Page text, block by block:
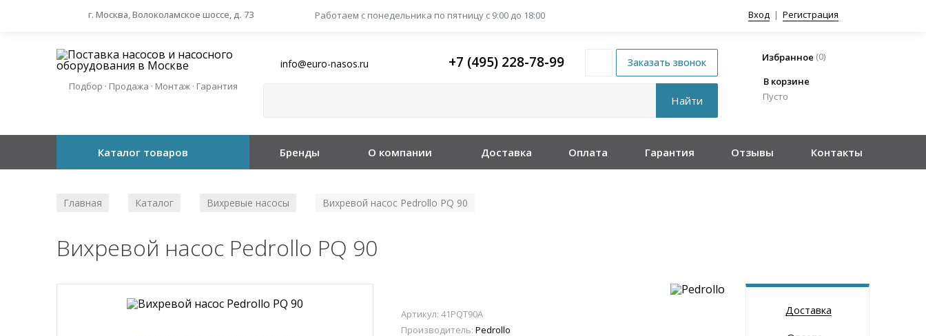
г. Москва, Волоколамское шоссе, д. 73 Работаем с понедельника по пятницу с 9:00 до 18:00 Вход | Регистрация
Подбор · Продажа · Монтаж · Гарантия
info@euro-nasos.ru +7 (495) 228-78-99 Избранное (0)
В корзине
Пусто
Каталог товаров Бренды О компании Доставка Оплата Гарантия Отзывы Контакты
Главная Каталог Вихревые насосы Вихревой насос Pedrollo PQ 90
Вихревой насос Pedrollo PQ 90
Артикул: 41PQT90A
Производитель: Pedrollo
Доставка